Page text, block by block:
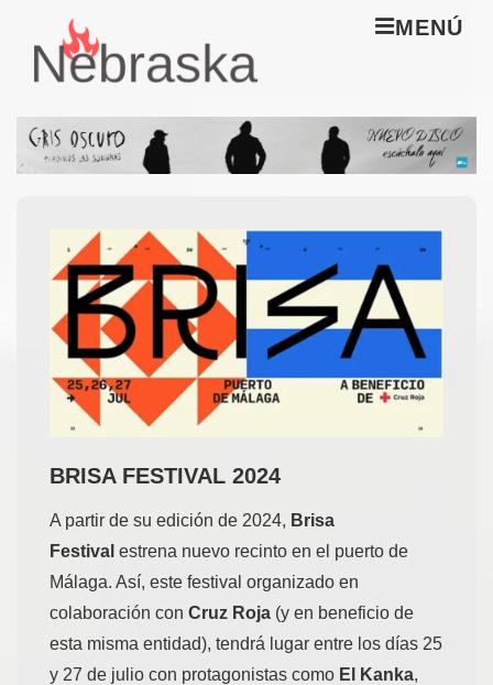
Saltar
principalprincipal
MENÚ
BRISA FESTIVAL 2024
A partir de su edición de 2024, Brisa
Festival estrena nuevo recinto en el puerto de
Málaga. Así, este festival organizado en
colaboración con Cruz Roja (y en beneficio de
esta misma entidad), tendrá lugar entre los días 25
y 27 de julio con protagonistas como El Kanka,